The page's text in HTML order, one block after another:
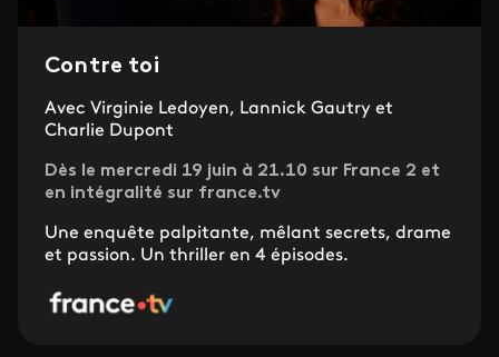
Contre toi
Avec Virginie Ledoyen, Lannick Gautry et
Charlie Dupont
Dès le mercredi 19 juin à 21.10 sur France 2 et
en intégralité sur france.tv
Une enquête palpitante, mêlant secrets, drame
et passion. Un thriller en 4 épisodes.